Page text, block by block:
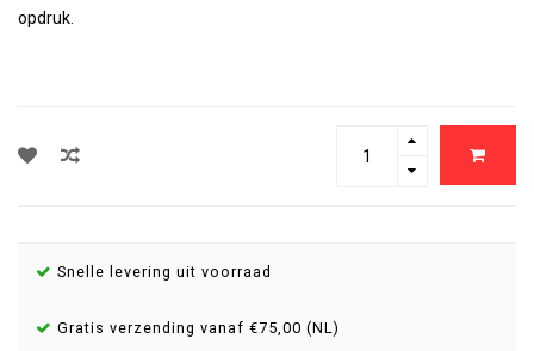
opdruk.
Snelle levering uit voorraad
Gratis verzending vanaf €75,00 (NL)